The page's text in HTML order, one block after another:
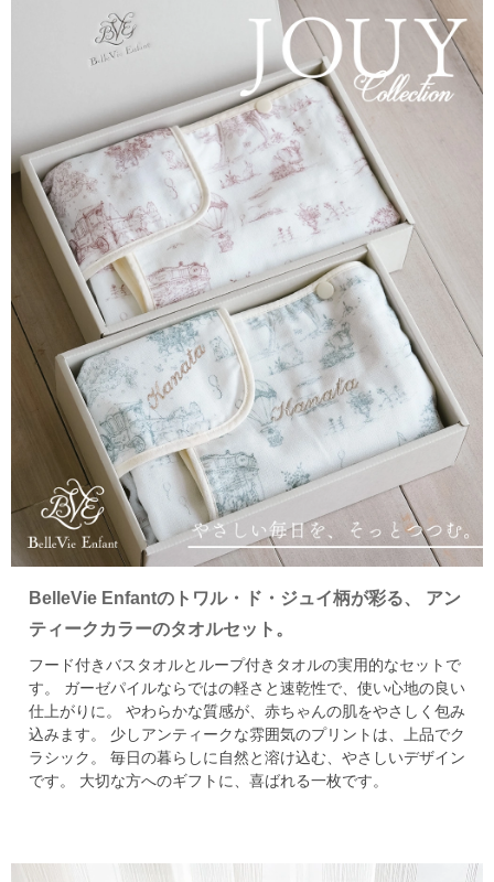
BelleVie Enfantのトワル・ド・ジュイ柄が彩る、
アン
ティークカラーのタオルセット。
フード付きバスタオルとループ付きタオルの実用的なセットで
す。
ガーゼパイルならではの軽さと速乾性で、使い心地の良い
仕上がりに。
やわらかな質感が、赤ちゃんの肌をやさしく包み
込みます。
少しアンティークな雰囲気のプリントは、上品でク
ラシック。
毎日の暮らしに自然と溶け込む、やさしいデザイン
です。
大切な方へのギフトに、喜ばれる一枚です。